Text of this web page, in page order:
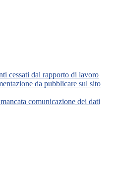
cessati dal rapporto di lavoro
da pubblicare sul sito
comunicazione dei dati